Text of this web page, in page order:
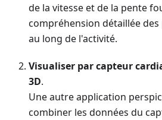
de la vitesse et de la pente
compréhension détaillée
au long de l'activité.
Visualiser par capteur
3D.
Une autre application
combiner les données du